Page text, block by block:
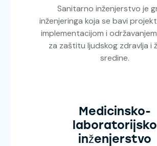
Sanitarno inženjerstvo je
inženjeringa koja se bavi
implementacijom i
za zaštitu ljudskog zdravlja i
sredine.
Medicinsko-
laboratorijsko
inženjerstvo